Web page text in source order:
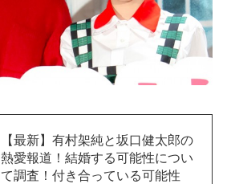
【最新】有村架純と坂口健太郎の
熱愛報道！結婚する可能性につい
て調査！付き合っている可能性